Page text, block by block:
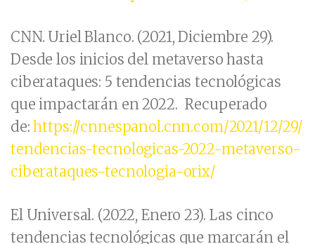
CNN. Uriel Blanco. (2021, Diciembre 29).
Desde los inicios del metaverso hasta
ciberataques: 5 tendencias tecnológicas
que impactarán en 2022. Recuperado
de: https://cnnespanol.cnn.com/2021/12/29/
tendencias-tecnologicas-2022-metaverso-
ciberataques-tecnologia-orix/
El Universal. (2022, Enero 23). Las cinco
tendencias tecnológicas que marcarán el